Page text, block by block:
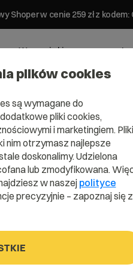
w cenie 259 zł z kodem:
Wsparcie biznesowe
plików cookies
są wymagane do
pliki cookies,
i marketingiem. Pliki
nim otrzymasz najlepsze
doskonalimy. Udzielona
lub zmodyfikowana.
w naszej polityce
precyzyjnie – zapoznaj się z